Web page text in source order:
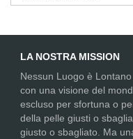
LA NOSTRA MISSION
Nessun Luogo è
con una visione del
escluso per sfortuna o
della pelle giusti o
giusto o sbagliato. Ma